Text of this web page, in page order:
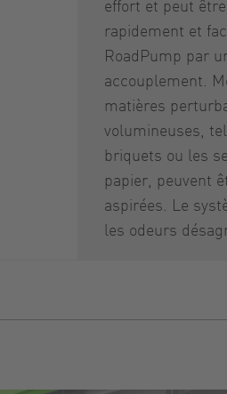
effort et peut
rapidement et
RoadPump par
accouplement.
matières
volumineuses,
briquets ou les
papier, peuvent
aspirées. Le
les odeurs